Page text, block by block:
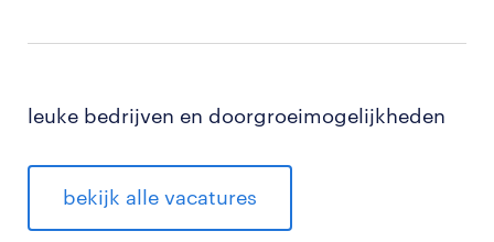
leuke bedrijven en doorgroeimogelijkheden
bekijk alle vacatures